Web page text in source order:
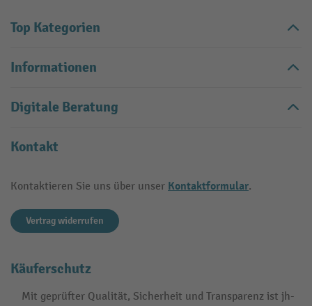
Top Kategorien
Informationen
Digitale Beratung
Kontakt
Kontaktieren Sie uns über unser Kontaktformular.
Vertrag widerrufen
Käuferschutz
Mit geprüfter Qualität, Sicherheit und Transparenz ist jh-